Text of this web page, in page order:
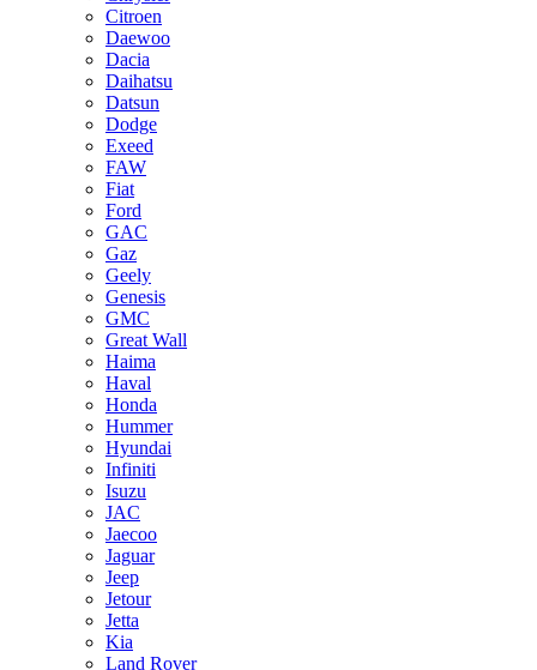
Citroen
Daewoo
Dacia
Daihatsu
Datsun
Dodge
Exeed
FAW
Fiat
Ford
GAC
Gaz
Geely
Genesis
GMC
Great Wall
Haima
Haval
Honda
Hummer
Hyundai
Infiniti
Isuzu
JAC
Jaecoo
Jaguar
Jeep
Jetour
Jetta
Kia
Land Rover